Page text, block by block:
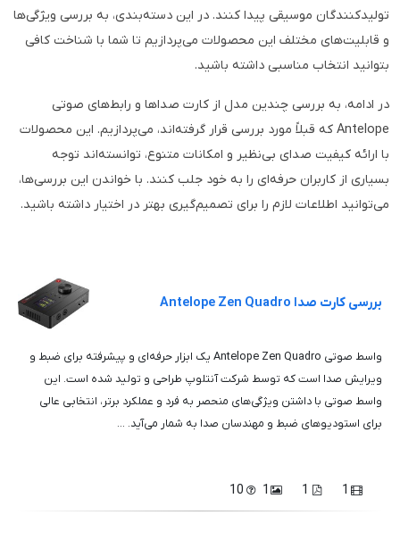
تولیدکنندگان موسیقی پیدا کنند. در این دسته‌بندی، به بررسی ویژگی‌ها
و قابلیت‌های مختلف این محصولات می‌پردازیم تا شما با شناخت کافی
بتوانید انتخاب مناسبی داشته باشید.
در ادامه، به بررسی چندین مدل از کارت صداها و رابط‌های صوتی
Antelope که قبلاً مورد بررسی قرار گرفته‌اند، می‌پردازیم. این محصولات
با ارائه کیفیت صدای بی‌نظیر و امکانات متنوع، توانسته‌اند توجه
بسیاری از کاربران حرفه‌ای را به خود جلب کنند. با خواندن این بررسی‌ها،
می‌توانید اطلاعات لازم را برای تصمیم‌گیری بهتر در اختیار داشته باشید.
بررسی کارت صدا Antelope Zen Quadro
واسط صوتی Antelope Zen Quadro یک ابزار حرفه‌ای و پیشرفته برای ضبط و
ویرایش صدا است که توسط شرکت آنتلوپ طراحی و تولید شده است. این
واسط صوتی با داشتن ویژگی‌های منحصر به فرد و عملکرد برتر، انتخابی عالی
برای استودیوهای ضبط و مهندسان صدا به شمار می‌آید. ...
1
1
1
10